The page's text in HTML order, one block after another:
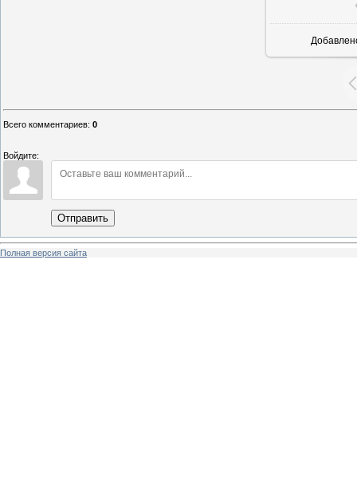
Всего комментариев: 0
Войдите:
Отправить
Полная версия сайта